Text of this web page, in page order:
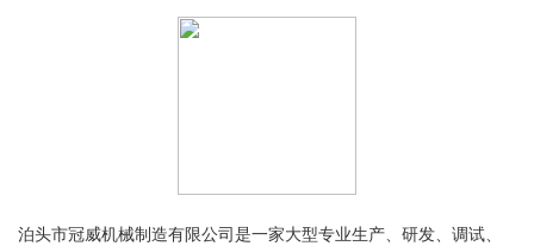
泊头市冠威机械制造有限公司是一家大型专业生产、研发、调试、